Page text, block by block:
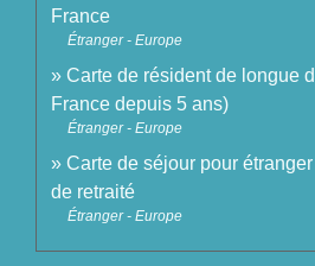
France
Étranger - Europe
Carte de résident de longue
France depuis 5 ans)
Étranger - Europe
Carte de séjour pour
de retraité
Étranger - Europe